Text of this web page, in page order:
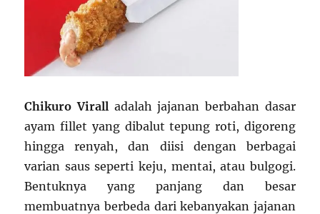
Chikuro Virall adalah jajanan berbahan dasar
ayam fillet yang dibalut tepung roti, digoreng
hingga renyah, dan diisi dengan berbagai
varian saus seperti keju, mentai, atau bulgogi.
Bentuknya yang panjang dan besar
membuatnya berbeda dari kebanyakan jajanan